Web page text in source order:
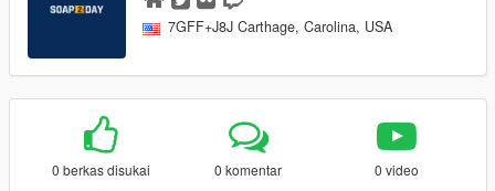
7GFF+J8J Carthage, Carolina, USA
0 berkas disukai 0 komentar 0 video